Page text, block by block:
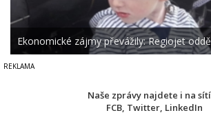
Ekonomické zájmy převážily: Regiojet
Naše zprávy najdete i na
FCB Twitter LinkedIn